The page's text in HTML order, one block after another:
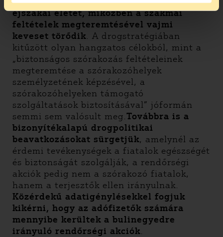
éjszakai életet, miközben a szakmai
feltételek megteremtésével vajmi
keveset törődik. A drogstratégiában
kitűzött olyan hangzatos célokból, mint a
„biztonságos szórakozás feltételeinek
megteremtése a szórakozóhelyek
személyzetének képzésével, a
szórakozóhelyeken támogató
szolgáltatások biztosításával” jóformán
semmi sem valósult meg.Továbbra is a
bizonyítékalapú drogpolitikai
beavatkozásokat sürgetjük, amelynél az
érdemi tevékenységek a fiatalok egészségét
és biztonságát szolgálják, a rendőrségi
akciók pedig nem a szórakozó fiatalok,
hanem a terjesztők ellen irányulnak.
Közérdekű adatigénylésekkel fogjuk
kikérni, hogy az adófizetők számára
mennyibe kerültek a bulinegyedre
irányuló rendőrségi akciók.